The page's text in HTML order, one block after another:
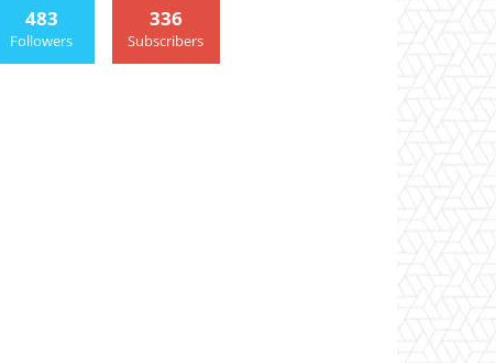
483
Followers
336
Subscribers